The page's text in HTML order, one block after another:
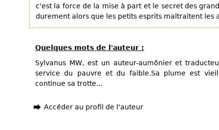
c'est la force de la mise à part et le secret des
durement alors que les petits esprits maltraitent les
Quelques mots de l'auteur :
Sylvanus MW, est un auteur-aumônier et
service du pauvre et du faible.Sa plume est
continue sa trotte...
Accéder au profil de l'auteur